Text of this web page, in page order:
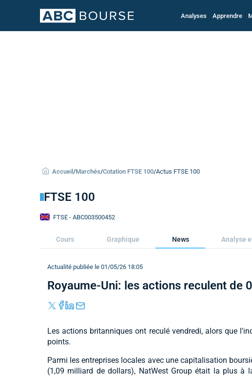
Analyses Apprendre
Accueil /Marchés/Cotation FTSE 100/Actus FTSE 100
FTSE 100
FTSE - ABC003500452
Cours Graphique News Analyse
Actualité publiée le 01/05/26 18:05
Royaume-Uni: les actions reculent de
Les actions britanniques ont reculé vendredi, alors que
points.
Parmi les entreprises locales avec une capitalisation
(1,09 milliard de dollars), NatWest Group était la plus à